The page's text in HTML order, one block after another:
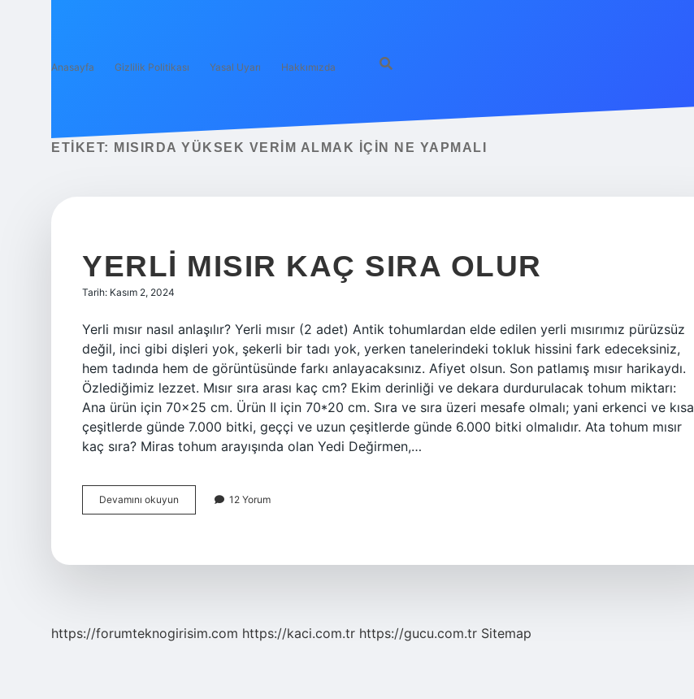
Anasayfa Gizlilik Politikası Yasal Uyarı Hakkımızda
ETIKET: MISIRDA YÜKSEK VERIM ALMAK IÇIN NE YAPMALI
YERLI MISIR KAÇ SIRA OLUR
Tarih: Kasım 2, 2024
Yerli mısır nasıl anlaşılır? Yerli mısır (2 adet) Antik tohumlardan elde edilen yerli mısırımız pürüzsüz
değil, inci gibi dişleri yok, şekerli bir tadı yok, yerken tanelerindeki tokluk hissini fark edeceksiniz,
hem tadında hem de görüntüsünde farkı anlayacaksınız. Afiyet olsun. Son patlamış mısır harikaydı.
Özlediğimiz lezzet. Mısır sıra arası kaç cm? Ekim derinliği ve dekara durdurulacak tohum miktarı:
Ana ürün için 70×25 cm. Ürün II için 70*20 cm. Sıra ve sıra üzeri mesafe olmalı; yani erkenci ve kısa
çeşitlerde günde 7.000 bitki, geççi ve uzun çeşitlerde günde 6.000 bitki olmalıdır. Ata tohum mısır
kaç sıra? Miras tohum arayışında olan Yedi Değirmen,…
Devamını okuyun
Mısır
12 Yorum
https://forumteknogirisim.com https://kaci.com.tr https://gucu.com.tr Sitemap